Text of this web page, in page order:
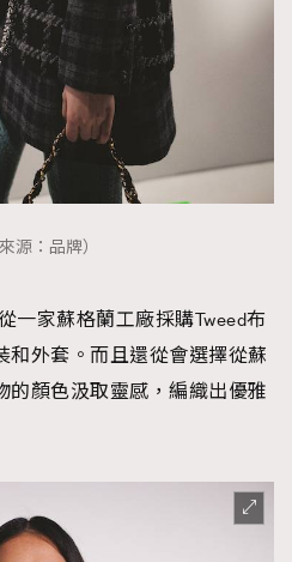
源：品牌）
一家蘇格蘭工廠採購Tweed布
和外套。而且還從會選擇從蘇
的顏色汲取靈感，編織出優雅